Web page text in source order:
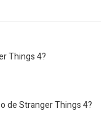
Things 4?
de Stranger Things 4?